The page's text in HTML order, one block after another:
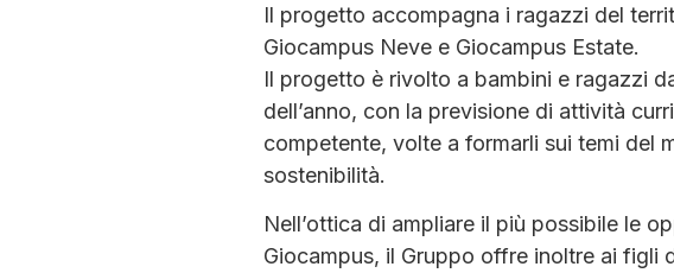
Il progetto accompagna i ragazzi del
Giocampus Neve e Giocampus Estate.
Il progetto è rivolto a bambini e ragazzi
dell’anno, con la previsione di attività
competente, volte a formarli sui temi del
sostenibilità.
Nell’ottica di ampliare il più possibile le
Giocampus, il Gruppo offre inoltre ai